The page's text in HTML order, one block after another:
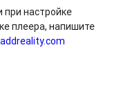
при настройке
плеера, напишите